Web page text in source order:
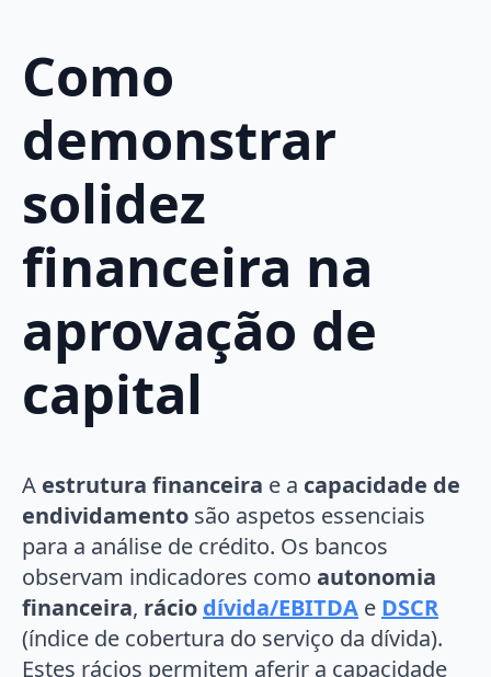
Como
demonstrar
solidez
financeira na
aprovação de
capital
A estrutura financeira e a capacidade de
endividamento são aspetos essenciais
para a análise de crédito. Os bancos
observam indicadores como autonomia
financeira, rácio dívida/EBITDA e DSCR
(índice de cobertura do serviço da dívida).
Estes rácios permitem aferir a capacidade